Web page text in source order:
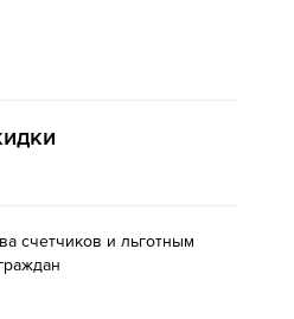
счетчиков и льготным